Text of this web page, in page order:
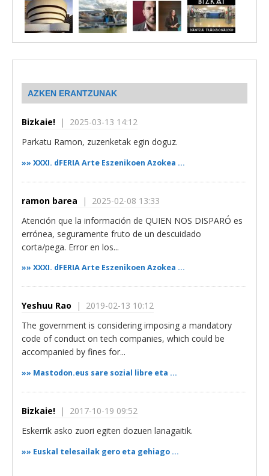
AZKEN ERANTZUNAK
Bizkaie! | 2025-03-13 14:12
Parkatu Ramon, zuzenketak egin doguz.
»» XXXI. dFERIA Arte Eszenikoen Azokea ...
ramon barea | 2025-02-08 13:33
Atención que la información de QUIEN NOS DISPARÓ es
errónea, seguramente fruto de un descuidado
corta/pega. Error en los...
»» XXXI. dFERIA Arte Eszenikoen Azokea ...
Yeshuu Rao | 2019-02-13 10:12
The government is considering imposing a mandatory
code of conduct on tech companies, which could be
accompanied by fines for...
»» Mastodon.eus sare sozial libre eta ...
Bizkaie! | 2017-10-19 09:52
Eskerrik asko zuori egiten dozuen lanagaitik.
»» Euskal telesailak gero eta gehiago ...